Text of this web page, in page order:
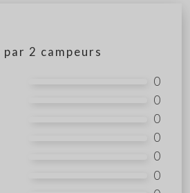
par 2 campeurs
0
0
0
0
0
0